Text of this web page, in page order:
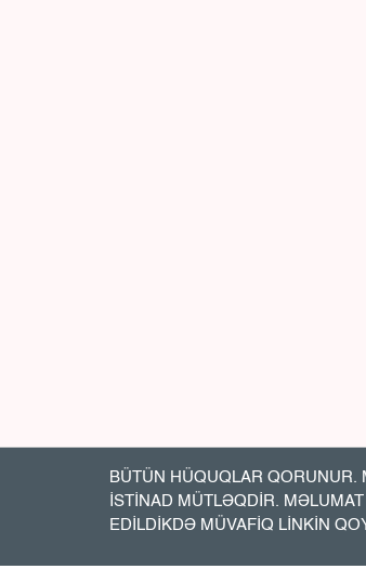
BÜTÜN HÜQUQLAR
İSTİNAD MÜTLƏQDİR.
EDİLDİKDƏ MÜVAFİQ LİNKİN